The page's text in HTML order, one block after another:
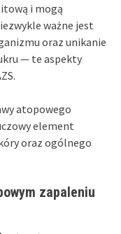
i mogą
ważne jest
oraz unikanie
— te aspekty
atopowego
element
oraz ogólnego
zapaleniu